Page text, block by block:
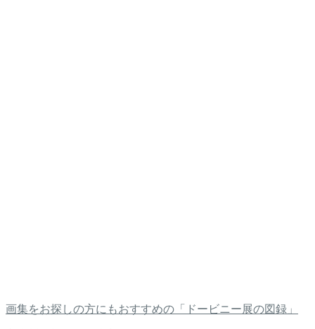
画集をお探しの方にもおすすめの「ドービニー展の図録」